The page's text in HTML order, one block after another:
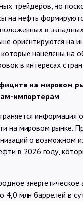
трейдеров, но
на нефть
в
ориентируются на
нацелены на
в интересах
на мировом
импортерам
информация
на мировом рынке.
о возможном
в 2026 году,
энергетическое
4,0 млн баррелей в